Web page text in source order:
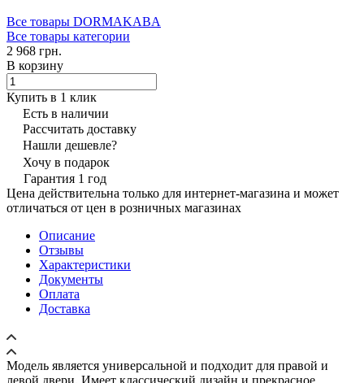
Все товары DORMAKABA
Все товары категории
2 968 грн.
В корзину
Купить в 1 клик
Есть в наличии
Рассчитать доставку
Нашли дешевле?
Хочу в подарок
Гарантия 1 год
Цена действительна только для интернет-магазина и может
отличаться от цен в розничных магазинах
Описание
Отзывы
Характеристики
Документы
Оплата
Доставка
Модель является универсальной и подходит для правой и
левой двери. Имеет классический дизайн и прекрасное